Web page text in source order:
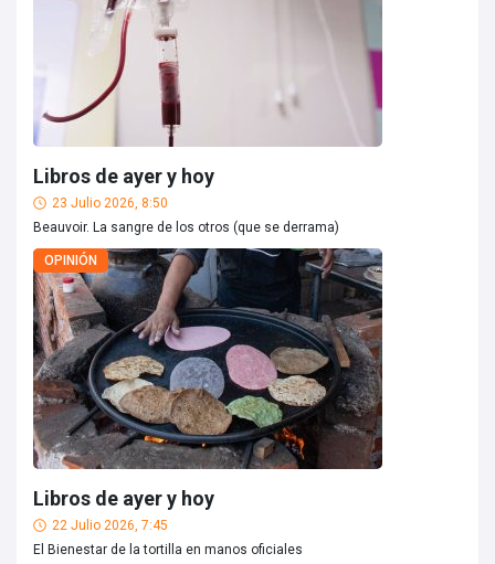
Libros de ayer y hoy
23 Julio 2026, 8:50
Beauvoir. La sangre de los otros (que se derrama)
OPINIÓN
Libros de ayer y hoy
22 Julio 2026, 7:45
El Bienestar de la tortilla en manos oficiales